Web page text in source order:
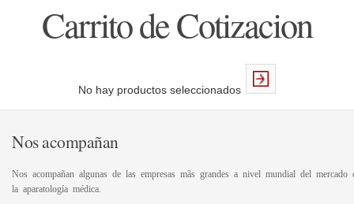
Carrito de Cotizacion
No hay productos seleccionados
Nos acompañan
Nos acompañan algunas de las empresas mãs grandes a nivel mundial del mercado
la aparatología médica.